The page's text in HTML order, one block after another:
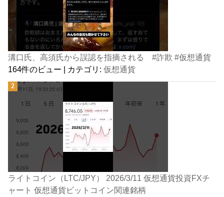
溝口氏、高須氏から誤認を指摘される #詐欺 #仮想通貨
164件のビュー | カテゴリ:仮想通貨
ライトコイン（LTC/JPY） 2026/3/11 仮想通貨投資FXチ
ャート 仮想通貨ビットコイン関連銘柄